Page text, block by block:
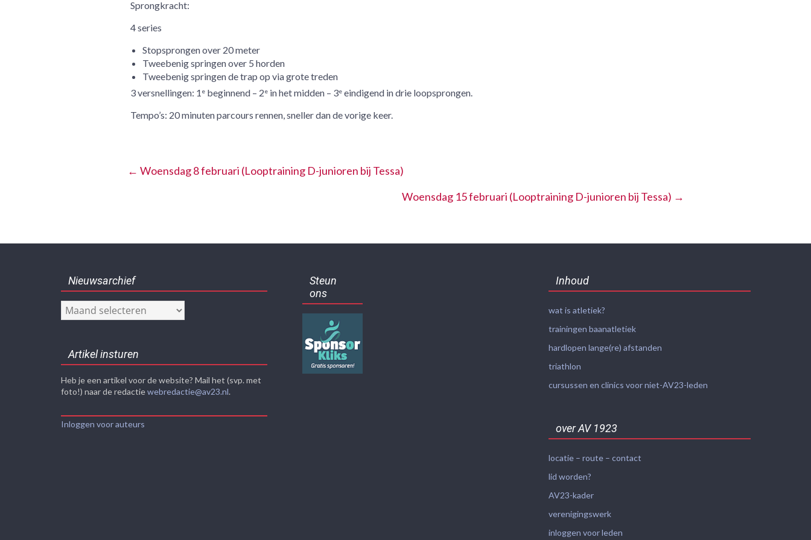
Sprongkracht:
4 series
Stopsprongen over 20 meter
Tweebenig springen over 5 horden
Tweebenig springen de trap op via grote treden
3 versnellingen: 1 ebeginnend – 2ein het midden – 3eeindigend in drie loopsprongen.
Tempo’s: 20 minuten parcours rennen, sneller dan de vorige keer.
← Woensdag 8 februari (Looptraining D-junioren bij Tessa)
Woensdag 15 februari (Looptraining D-junioren bij Tessa) →
Nieuwsarchief
Nieuwsarchief
Artikel insturen
Heb je een artikel voor de website? Mail het (svp. met
foto!) naar de redactiewebredactie@av23.nl.
Inloggen voor auteurs
Steun
ons
Inhoud
wat is atletiek?
trainingen baanatletiek
hardlopen lange(re) afstanden
triathlon
cursussen en clinics voor niet-AV23-leden
over AV 1923
locatie – route – contact
lid worden?
AV23-kader
verenigingswerk
inloggen voor leden